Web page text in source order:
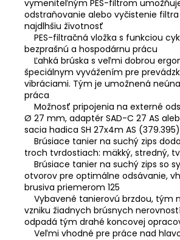
vymeniteľným PES-filtrom
odstraňovanie alebo vyčistenie
najdlhšiu životnosť
PES-filtračná vložka s funkciou
bezprašnú a hospodárnu prácu
Ľahká brúska s veľmi dobrou
špeciálnym vyvážením pre
vibráciami. Tým je umožnená
práca
Možnosť pripojenia na externé
Ø 27 mm, adaptér SAD-C 27 AS
sacia hadica SH 27x4m AS (379.395)
Brúsiace tanier na suchý zips
troch tvrdostiach: mäkký, stredný,
Brúsiace tanier na suchý zips so
otvorov pre optimálne odsávanie,
brusiva priemerom 125
Vybavené tanierovú brzdou, tým
vzniku žiadnych brúsnych
odpadá tým drahé koncovej
Veľmi vhodné pre práce nad